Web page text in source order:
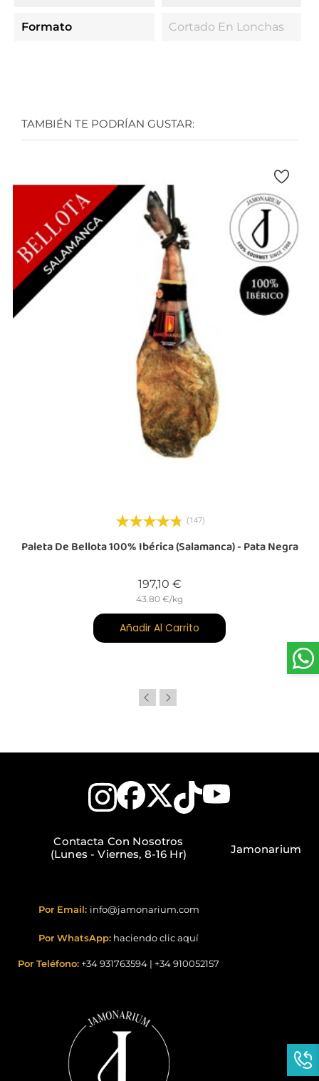
Formato Cortado En Lonchas
TAMBIÉN TE PODRÍAN GUSTAR:
(147)
Paleta De Bellota 100% Ibérica (Salamanca) - Pata Negra
197,10 €Precio
43.80 €/kg
Añadir Al Carrito
Contacta Con Nosotros
(Lunes - Viernes, 8-16 Hr)
Por Email: info@jamonarium.com
Por WhatsApp: haciendo clic aquí
Por Teléfono: +34 931763594 | +34 910052157
Jamonarium